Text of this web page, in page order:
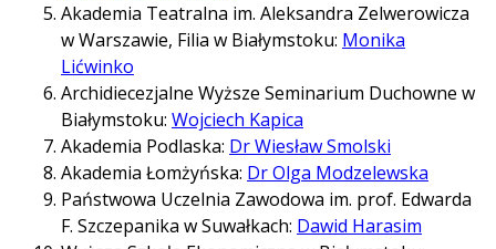
Akademia Teatralna im. Aleksandra Zelwerowicza
w Warszawie, Filia w Białymstoku: Monika
Lićwinko
Archidiecezjalne Wyższe Seminarium Duchowne w
Białymstoku: Wojciech Kapica
Akademia Podlaska: Dr Wiesław Smolski
Akademia Łomżyńska: Dr Olga Modzelewska
Państwowa Uczelnia Zawodowa im. prof. Edwarda
F. Szczepanika w Suwałkach: Dawid Harasim